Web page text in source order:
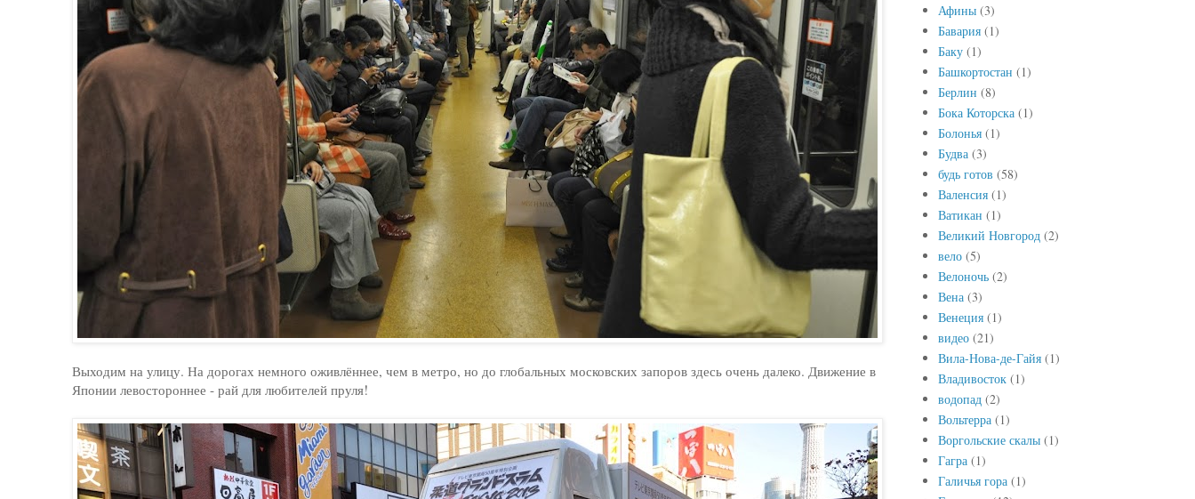
Выходим на улицу. На дорогах немного оживлённее, чем в метро, но до глобальных московских запоров здесь очень далеко. Движение в
Японии левостороннее - рай для любителей пруля!
Афины (3)
Бавария (1)
Баку (1)
Башкортостан (1)
Берлин (8)
Бока Которска (1)
Болонья (1)
Будва (3)
будь готов (58)
Валенсия (1)
Ватикан (1)
Великий Новгород (2)
вело (5)
Велоночь (2)
Вена (3)
Венеция (1)
видео (21)
Вила-Нова-де-Гайя (1)
Владивосток (1)
водопад (2)
Вольтерра (1)
Воргольские скалы (1)
Гагра (1)
Галичья гора (1)